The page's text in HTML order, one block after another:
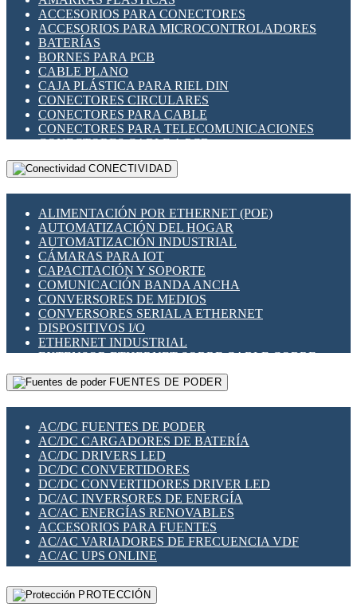
INDICADORES PARA PANEL
INTERFACES DE RELÉ
INTERRUPTORES FIN DE CARRERA
LLAVES CONMUTADORAS
MEDIDORES DE ENERGÍA Y TC'S DE CORRIENTE
MOTORES PASO A PASO
PANTALLAS HMI
PLC -CONTROLADORES LÓGICO PROGRAMABLES
PROGRAMADORES DE HORARIO
RELÉS DE PROTECCIÓN
SENSORES CAPACITIVOS
SENSORES INDUCTIVOS
TEMPORIZADORES
VARIACS
VARIADORES DE FRECUENCIA [VDF]
SECCIONADORES - INTERRUPTORES
MAQUINARIA
ACCESORIOS PARA CONECTORES
ACCESORIOS PARA MICROCONTROLADORES
BATERÍAS
BORNES PARA PCB
CABLE PLANO
CAJA PLÁSTICA PARA RIEL DIN
CONECTORES CIRCULARES
CONECTORES PARA CABLE
CONECTORES PARA TELECOMUNICACIONES
CONECTORES CABLE A PCB
CONECTORES PCB A CABLE
DIP SWITCHES
HERRAMIENTAS VARIAS
ILUMINACIÓN LED
INTERRUPTORES REED
INTERFACES DE RELÉ
OTROS RELÉS
PROTECCIÓN TÉRMICA
RELÉS AUTOMOTRICES
RELÉS DE SEÑAL
RELÉS DE ESTADO SÓLIDO SSR
RELÉS INDUSTRIALES
RELÉS MINIATURA DE POTENCIA
SENSORES MAGNÉTICOS
SWITCH Y MICROSWITCH
TARJETAS PI
UNIÓN Y DERIVACIÓN DE CABLE
CONECTIVIDAD
ALIMENTACIÓN POR ETHERNET (POE)
AUTOMATIZACIÓN DEL HOGAR
AUTOMATIZACIÓN INDUSTRIAL
CÁMARAS PARA IOT
CAPACITACIÓN Y SOPORTE
COMUNICACIÓN BANDA ANCHA
CONVERSORES DE MEDIOS
CONVERSORES SERIAL A ETHERNET
DISPOSITIVOS I/O
ETHERNET INDUSTRIAL
EXTENSOR ETHERNET SOBRE CABLE COBRE
GATEWAY LORAWAN
GESTIÓN DE REDES
PLACAS MODULARES IOT
SWITCHES Y REDES WIFI
SOLUCIONES IOT
SOLUCIONES LORAWAN
SOLUCIONES RED CELULAR
SEGURIDAD PARA REDES
SWITCHES LAN
TELEFONÍA IP (VOIP)
VIGILANCIA IP (CCTV)
MESHTASTIC
FUENTES DE PODER
AC/DC FUENTES DE PODER
AC/DC CARGADORES DE BATERÍA
AC/DC DRIVERS LED
DC/DC CONVERTIDORES
DC/DC CONVERTIDORES DRIVER LED
DC/AC INVERSORES DE ENERGÍA
AC/AC ENERGÍAS RENOVABLES
ACCESORIOS PARA FUENTES
AC/AC VARIADORES DE FRECUENCIA VDF
AC/AC UPS ONLINE
PROTECCIÓN